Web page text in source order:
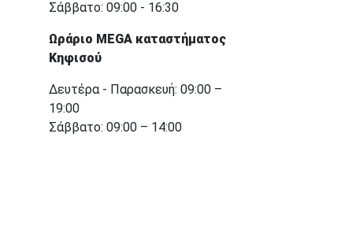
Σάββατο: 09:00 - 16:30
Ωράριο MEGA καταστήματος
Κηφισού
Δευτέρα - Παρασκευή: 09:00 –
19:00
Σάββατο: 09:00 – 14:00